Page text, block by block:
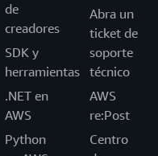
de
creadores
SDK y
herramientas
.NET en
AWS
Python
Abra un
ticket de
soporte
técnico
AWS
re:Post
Centro